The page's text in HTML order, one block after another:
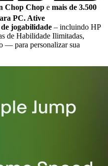
Chop Chop e mais de 3.500
PC. Ative
de jogabilidade – incluindo HP
de Habilidade Ilimitadas,
— para personalizar sua